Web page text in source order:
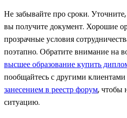
Не забывайте про сроки.
вы получите документ. Хорошие
прозрачные условия
поэтапно. Обратите внимание на
высшее образование купить
пообщайтесь с другими
занесением в реестр форум, чтобы
ситуацию.